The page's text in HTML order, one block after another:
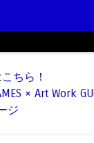
こちら！
× Art Work
ジ